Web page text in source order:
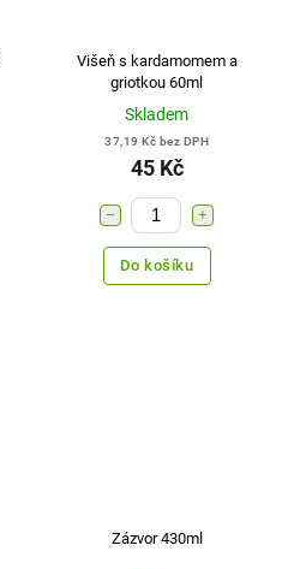
Višeň s kardamomem a
griotkou 60ml
Skladem
37,19 Kč bez DPH
45 Kč
+
−
Do košíku
Zázvor 430ml